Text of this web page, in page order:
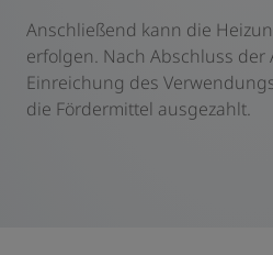
Anschließend kann die
erfolgen. Nach Abschluss der
Einreichung des
die Fördermittel ausgezahlt.